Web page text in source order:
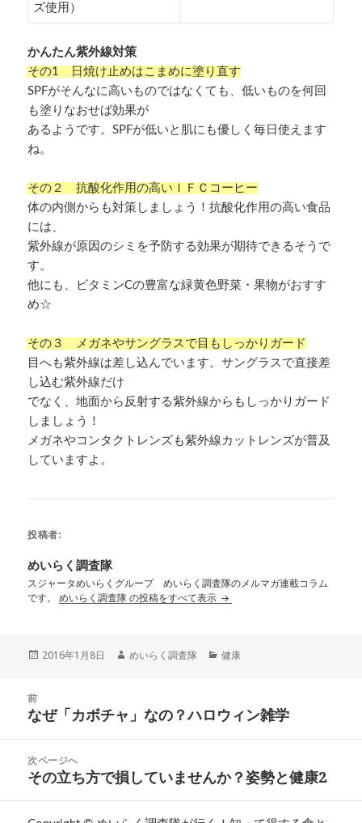
ズ使用）
かんたん紫外線対策
その1 日焼け止めはこまめに塗り直す
SPFがそんなに高いものではなくても、低いものを何回
も塗りなおせば効果が
あるようです。SPFが低いと肌にも優しく毎日使えます
ね。
その２ 抗酸化作用の高いＩＦＣコーヒー
体の内側からも対策しましょう！抗酸化作用の高い食品
には、
紫外線が原因のシミを予防する効果が期待できるそうで
す。
他にも、ビタミンCの豊富な緑黄色野菜・果物がおすす
め☆
その３ メガネやサングラスで目もしっかりガード
目へも紫外線は差し込んでいます。サングラスで直接差
し込む紫外線だけ
でなく、地面から反射する紫外線からもしっかりガード
しましょう！
メガネやコンタクトレンズも紫外線カットレンズが普及
していますよ。
投稿者:
めいらく調査隊
スジャータめいらくグループ めいらく調査隊のメルマガ連載コラム
です。めいらく調査隊 の投稿をすべて表示
投
2016年1月8日
作
めいらく調査隊
カ
ー
健康
前
前
投
稿:
なぜ「カボチャ」なの？ハロウィン雑学
次ページへ
次
その立ち方で損していませんか？姿勢と健康2